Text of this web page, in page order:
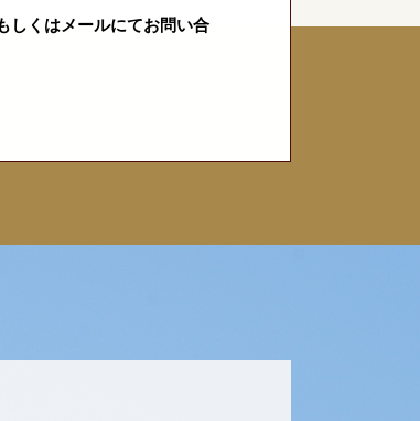
しくはメールにてお問い合